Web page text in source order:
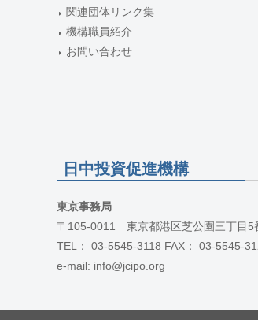
関連団体リンク集
機構職員紹介
お問い合わせ
日中投資促進機構
東京事務局
〒105-0011 東京都港区芝公園三丁目5
TEL： 03-5545-3118 FAX： 03-5545-
e-mail: info@jcipo.org